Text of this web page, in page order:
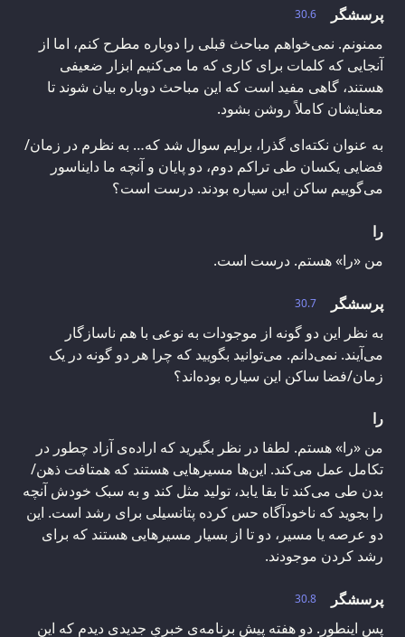
30.6
پرسشگر
ممنونم. نمی‌خواهم مباحث قبلی را دوباره مطرح کنم، اما از
آنجایی که کلمات برای کاری که ما می‌کنیم ابزار ضعیفی
هستند، گاهی مفید است که این مباحث دوباره بیان شوند تا
معنایشان کاملاً روشن بشود.
به عنوان نکته‌ای گذرا، برایم سوال شد که… به نظرم در زمان/
فضایی یکسان طی تراکم دوم، دو پایان و آنچه ما دایناسور
می‌گوییم ساکن این سیاره بودند. درست است؟
را
من «را» هستم. درست است.
30.7
پرسشگر
به نظر این دو گونه از موجودات به نوعی با هم ناسازگار
می‌آیند. نمی‌دانم. می‌توانید بگویید که چرا هر دو گونه در یک
زمان/فضا ساکن این سیاره بوده‌اند؟
را
من «را» هستم. لطفا در نظر بگیرید که اراده‌ی آزاد چطور در
تکامل عمل می‌کند. این‌ها مسیرهایی هستند که همتافت ذهن/
بدن طی می‌کند تا بقا یابد، تولید مثل کند و به سبک خودش آنچه
را بجوید که ناخودآگاه حس کرده پتانسیلی برای رشد است. این
دو عرصه یا مسیر، دو تا از بسیار مسیرهایی هستند که برای
رشد کردن موجودند.
30.8
پرسشگر
پس اینطور. دو هفته پیش برنامه‌ی خبریِ جدیدی دیدم که این